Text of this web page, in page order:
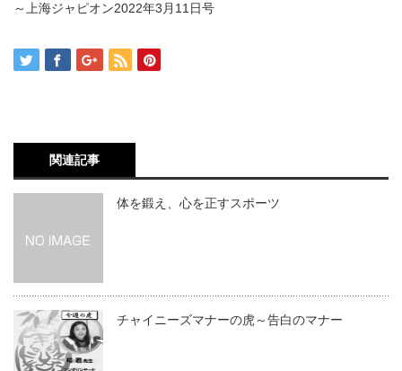
～上海ジャピオン2022年3月11日号
関連記事
体を鍛え、心を正すスポーツ
チャイニーズマナーの虎～告白のマナー